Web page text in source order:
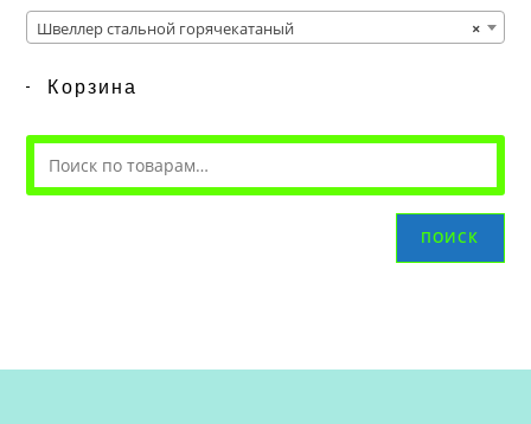
×
Швеллер стальной горячекатаный
Корзина
ПОИСК